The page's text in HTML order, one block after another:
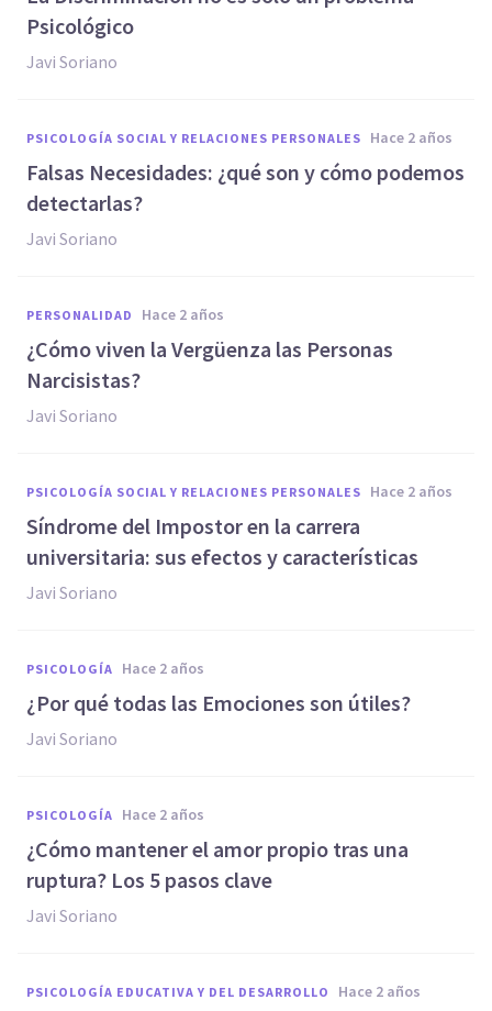
Psicológico
Javi Soriano
PSICOLOGÍA SOCIAL Y RELACIONES PERSONALES hace 2 años
Falsas Necesidades: ¿qué son y cómo podemos
detectarlas?
Javi Soriano
PERSONALIDAD hace 2 años
¿Cómo viven la Vergüenza las Personas
Narcisistas?
Javi Soriano
PSICOLOGÍA SOCIAL Y RELACIONES PERSONALES hace 2 años
Síndrome del Impostor en la carrera
universitaria: sus efectos y características
Javi Soriano
PSICOLOGÍA hace 2 años
¿Por qué todas las Emociones son útiles?
Javi Soriano
PSICOLOGÍA hace 2 años
¿Cómo mantener el amor propio tras una
ruptura? Los 5 pasos clave
Javi Soriano
PSICOLOGÍA EDUCATIVA Y DEL DESARROLLO hace 2 años